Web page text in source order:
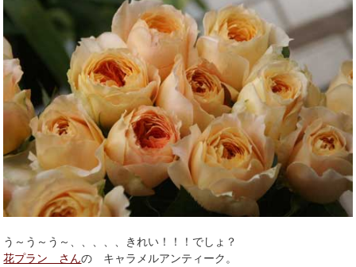
う～う～う～、、、、、きれい！！！でしょ？
花プラン さんの キャラメルアンティーク。